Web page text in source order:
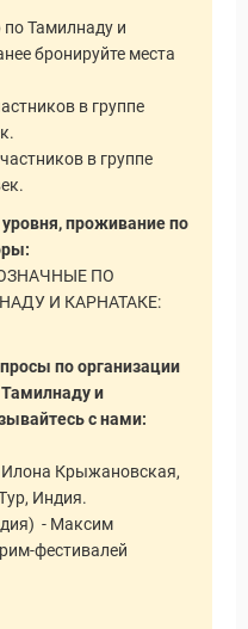
по Тамилнаду и
бронируйте места
в группе
в группе
проживание по
ПО
И КАРНАТАКЕ:
по организации
и
с нами:
Крыжановская,
Индия.
- Максим
фестивалей